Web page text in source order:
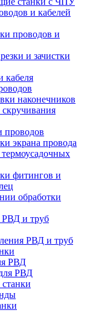
и кабелей
проводов и
и зачистки
кабеля
наконечников
проводов
экрана провода
фитингов и
обработки
РВД и труб
РВД и труб
РВД
РВД